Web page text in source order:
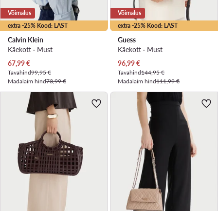
extra -25% Kood: LAST
Võimalus
Calvin Klein
Käekott · Must
Praegune hind
67,99€
Tavahind99,95 €
Madalaim hind73,99 €
extra -25% Kood: LAST
Võimalus
Guess
Käekott · Must
Praegune hind
96,99€
Tavahind144,95 €
Madalaim hind111,99 €